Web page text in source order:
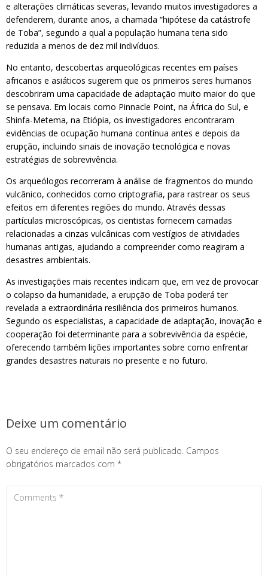
e alterações climáticas severas, levando muitos investigadores a
defenderem, durante anos, a chamada “hipótese da catástrofe
de Toba”, segundo a qual a população humana teria sido
reduzida a menos de dez mil indivíduos.
No entanto, descobertas arqueológicas recentes em países
africanos e asiáticos sugerem que os primeiros seres humanos
descobriram uma capacidade de adaptação muito maior do que
se pensava. Em locais como Pinnacle Point, na África do Sul, e
Shinfa-Metema, na Etiópia, os investigadores encontraram
evidências de ocupação humana contínua antes e depois da
erupção, incluindo sinais de inovação tecnológica e novas
estratégias de sobrevivência.
Os arqueólogos recorreram à análise de fragmentos do mundo
vulcânico, conhecidos como criptografia, para rastrear os seus
efeitos em diferentes regiões do mundo. Através dessas
partículas microscópicas, os cientistas fornecem camadas
relacionadas a cinzas vulcânicas com vestígios de atividades
humanas antigas, ajudando a compreender como reagiram a
desastres ambientais.
As investigações mais recentes indicam que, em vez de provocar
o colapso da humanidade, a erupção de Toba poderá ter
revelada a extraordinária resiliência dos primeiros humanos.
Segundo os especialistas, a capacidade de adaptação, inovação e
cooperação foi determinante para a sobrevivência da espécie,
oferecendo também lições importantes sobre como enfrentar
grandes desastres naturais no presente e no futuro.
Deixe um comentário
O seu endereço de email não será publicado. Campos
obrigatórios marcados com *